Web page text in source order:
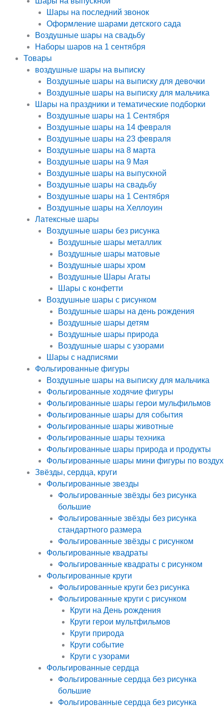
Шары на последний звонок
Оформление шарами детского сада
Воздушные шары на свадьбу
Наборы шаров на 1 сентября
Товары
воздушные шары на выписку
Воздушные шары на выписку для девочки
Воздушные шары на выписку для мальчика
Шары на праздники и тематические подборки
Воздушные шары на 1 Сентября
Воздушные шары на 14 февраля
Воздушные шары на 23 февраля
Воздушные шары на 8 марта
Воздушные шары на 9 Мая
Воздушные шары на выпускной
Воздушные шары на свадьбу
Воздушные шары на 1 Сентября
Воздушные шары на Хеллоуин
Латексные шары
Воздушные шары без рисунка
Воздушные шары металлик
Воздушные шары матовые
Воздушные шары хром
Воздушные Шары Агаты
Шары с конфетти
Воздушные шары с рисунком
Воздушные шары на день рождения
Воздушные шары детям
Воздушные шары природа
Воздушные шары с узорами
Шары с надписями
Фольгированные фигуры
Воздушные шары на выписку для мальчика
Фольгированные ходячие фигуры
Фольгированные шары герои мульфильмов
Фольгированные шары для события
Фольгированные шары животные
Фольгированные шары техника
Фольгированные шары природа и продукты
Фольгированные шары мини фигуры по воздух
Звёзды, сердца, круги
Фольгированные звезды
Фольгированные звёзды без рисунка
большие
Фольгированные звёзды без рисунка
стандартного размера
Фольгированные звёзды с рисунком
Фольгированные квадраты
Фольгированные квадраты с рисунком
Фольгированные круги
Фольгированные круги без рисунка
Фольгированные круги с рисунком
Круги на День рождения
Круги герои мультфильмов
Круги природа
Круги событие
Круги с узорами
Фольгированные сердца
Фольгированные сердца без рисунка
большие
Фольгированные сердца без рисунка